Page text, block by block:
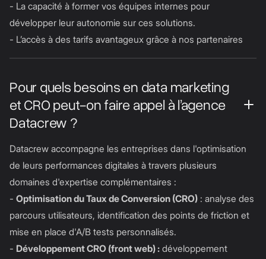
- La capacité à former vos équipes internes pour
développer leur autonomie sur ces solutions.
- L’accès à des tarifs avantageux grâce à nos partenaires
Pour quels besoins en data marketing
et CRO peut-on faire appel à l’agence
Datacrew ?
Datacrew accompagne les entreprises dans l'optimisation
de leurs performances digitales à travers plusieurs
domaines d'expertise complémentaires :
- Optimisation du Taux de Conversion (CRO) : analyse des
parcours utilisateurs, identification des points de friction et
mise en place d'A/B tests personnalisés.
- Développement CRO (front web) : développement